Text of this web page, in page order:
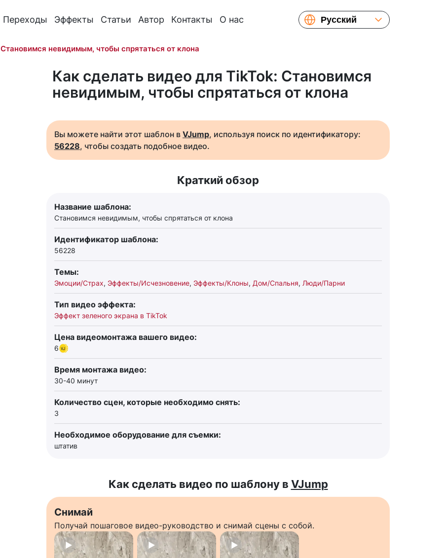
Переходы Эффекты Статьи Автор Контакты О нас
Русский
Français
繁體中文
Становимся невидимым, чтобы спрятаться от клона
Как сделать видео для TikTok: Становимся
невидимым, чтобы спрятаться от клона
Вы можете найти этот шаблон в VJump, используя поиск по идентификатору:
56228, чтобы создать подобное видео.
Краткий обзор
Название шаблона:
Становимся невидимым, чтобы спрятаться от клона
Идентификатор шаблона:
56228
Темы:
Эмоции/Страх, Эффекты/Исчезновение, Эффекты/Клоны, Дом/Спальня, Люди/Парни
Тип видео эффекта:
Эффект зеленого экрана в TikTok
Цена видеомонтажа вашего видео:
6
Время монтажа видео:
30-40 минут
Количество сцен, которые необходимо снять:
3
Необходимое оборудование для съемки:
штатив
Как сделать видео по шаблону в VJump
Снимай
Получай пошаговое видео-руководство и снимай сцены с собой.